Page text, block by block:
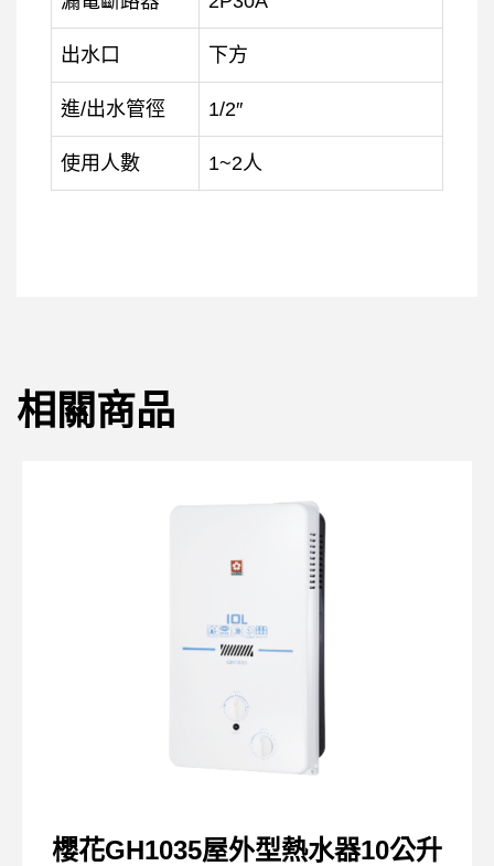
出水口 下方
進/出水管徑 1/2″
使用人數 1~2人
相關商品
櫻花GH1035屋外型熱水器10公升